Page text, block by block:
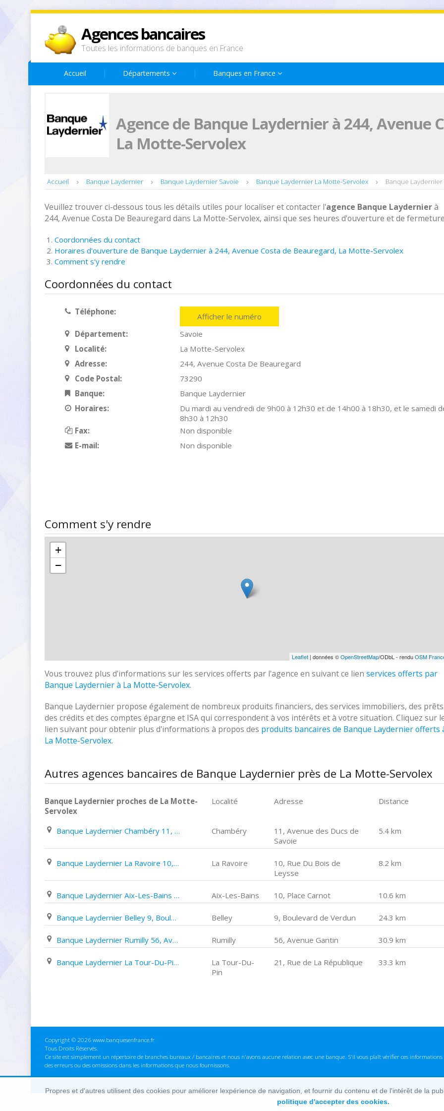
Agences bancaires
Toutes les informations de banques en France
Accueil Départements Banques en France
Agence de Banque Laydernier à 244, Avenue
La Motte-Servolex
Accueil Banque Laydernier Banque Laydernier Savoie Banque Laydernier La Motte-Servolex Banque Laydernier
Veuillez trouver ci-dessous tous les détails utiles pour localiser et contacter l'agence Banque Laydernierà
244, Avenue Costa De Beauregard dans La Motte-Servolex, ainsi que ses heures d'ouverture et de
Coordonnées du contact
Horaires d'ouverture de Banque Laydernier à 244, Avenue Costa de Beauregard, La Motte-Servolex
Comment s'y rendre
Coordonnées du contact
Téléphone:
Afficher le numéro
Département:
Savoie
Localité:
La Motte-Servolex
Adresse:
244, Avenue Costa De Beauregard
Code Postal:
73290
Banque:
Banque Laydernier
Horaires:
Du mardi au vendredi de 9h00 à 12h30 et de 14h00 à 18h30, et le samedi
8h30 à 12h30
Fax:
Non disponible
E-mail:
Non disponible
Comment s'y rendre
+
−
Leaflet| données ©OpenStreetMap/ODbL - renduOSM
Vous trouvez plus d'informations sur les services offerts par l'agence en suivant ce lien services offerts par
Banque Laydernier à La Motte-Servolex.
Banque Laydernier propose également de nombreux produits financiers, des services immobiliers, des
des crédits et des comptes épargne et ISA qui correspondent à vos intérêts et à votre situation. Cliquez sur
lien suivant pour obtenir plus d'informations à propos des produits bancaires de Banque Laydernier offerts
La Motte-Servolex.
Autres agences bancaires de Banque Laydernier près de La Motte-Servolex
Banque Laydernier proches de La Motte-
Servolex
Localité Adresse Distance
Banque Laydernier Chambéry 11, Avenue des Ducs de Savoie Chambéry
11, Avenue des Ducs de
Savoie
5.4 km
Banque Laydernier La Ravoire 10, Rue Du Bois de Leysse La Ravoire
10, Rue Du Bois de
Leysse
8.2 km
Banque Laydernier Aix-Les-Bains 10, Place Carnot Aix-Les-Bains 10, Place Carnot 10.6 km
Banque Laydernier Belley 9, Boulevard de Verdun Belley 9, Boulevard de Verdun 24.3 km
Banque Laydernier Rumilly 56, Avenue Gantin Rumilly 56, Avenue Gantin 30.9 km
Banque Laydernier La Tour-Du-Pin 21, Rue de La République
La Tour-Du-
Pin
21, Rue de La République 33.3 km
Copyright © 2026 www.banquesenfrance.fr
Tous Droits Réservés.
Ce site est simplement un répertoire de branches bureaux / bancaires et nous n'avons aucune relation avec une banque. S'il vous plaît vérifier ces
des erreurs ou des omissions dans les informations que nous fournissons.
Propres et d'autres utilisent des cookies pour améliorer lexpérience de navigation, et fournir du contenu et de l'intérêt de la
politique d'accepter des cookies.